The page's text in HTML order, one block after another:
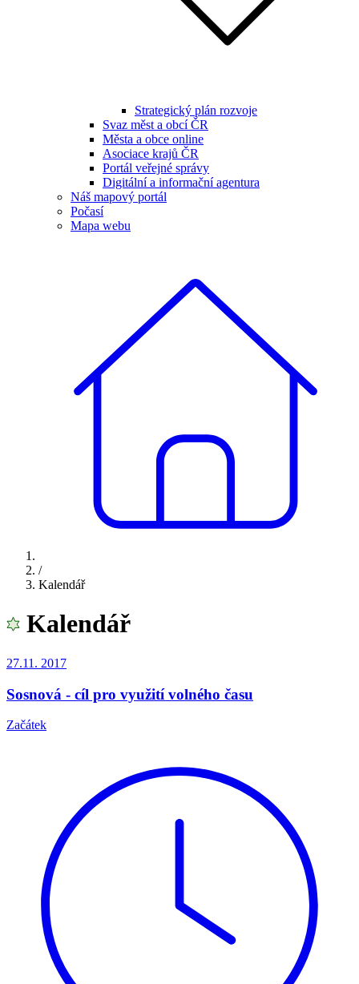
Strategický plán rozvoje
Svaz měst a obcí ČR
Města a obce online
Asociace krajů ČR
Portál veřejné správy
Digitální a informační agentura
Náš mapový portál
Počasí
Mapa webu
/
Kalendář
Kalendář
27.11. 2017
Sosnová - cíl pro využití volného času
Začátek